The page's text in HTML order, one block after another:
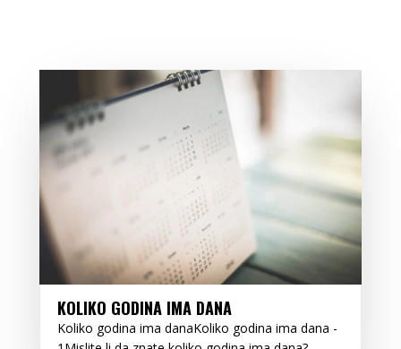
KOLIKO GODINA IMA DANA
Koliko godina ima danaKoliko godina ima dana -